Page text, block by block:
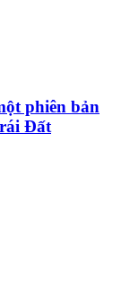
phiên bản
Đất